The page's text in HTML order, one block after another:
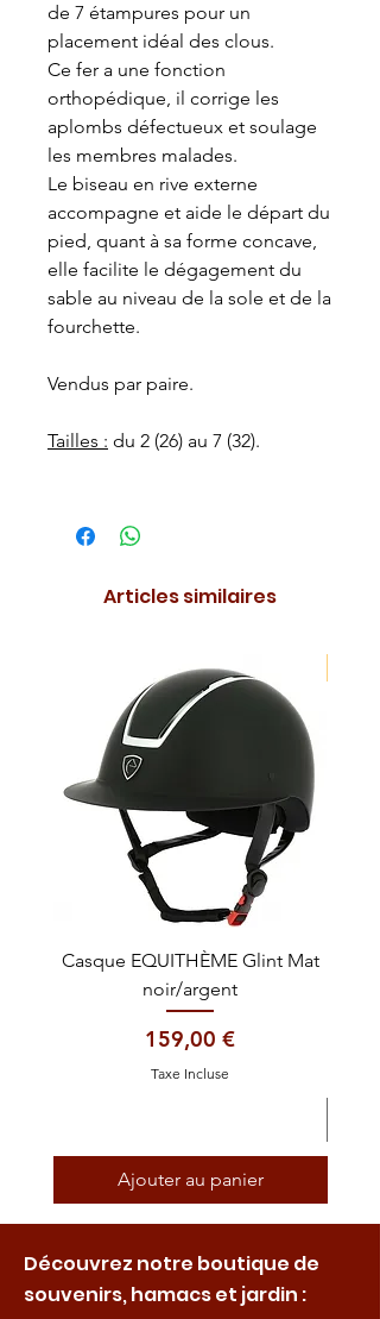
de 7 étampures pour un
placement idéal des clous.
Ce fer a une fonction
orthopédique, il corrige les
aplombs défectueux et soulage
les membres malades.
Le biseau en rive externe
accompagne et aide le départ du
pied, quant à sa forme concave,
elle facilite le dégagement du
sable au niveau de la sole et de la
fourchette.
Vendus par paire.
Tailles : du 2 (26) au 7 (32).
Articles similaires
Casque EQUITHÈME Glint Mat
noir/argent
Prix
159,00 €
Taxe Incluse
Ajouter au panier
Découvrez notre boutique de
souvenirs, hamacs et jardin :